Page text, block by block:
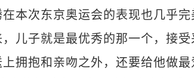
次东京奥运会的表现也几乎完
儿子就是最优秀的那一个，接受
拥抱和亲吻之外，还要给他做最